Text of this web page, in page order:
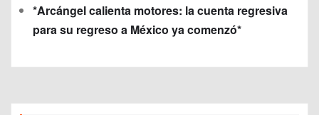
*Arcángel calienta motores: la cuenta regresiva
para su regreso a México ya comenzó*